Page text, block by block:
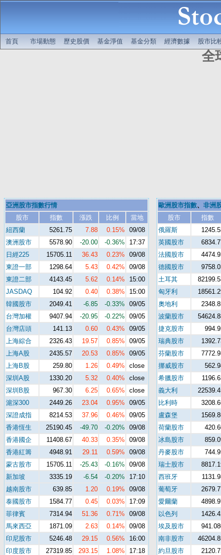
首頁 市場動態 歷史股價 基金淨值 基金分類 經濟數據 股市比
全
亞洲股市指數行情
股市
指數 漲跌 比例
當地
紐西蘭
5261.75 7.88 0.15%
09/08
澳洲股市
5578.90 -20.00 -0.36%
17:37
日經225
15705.11 36.43 0.23%
09/08
東證一部
1298.64 5.43 0.42%
09/08
東證二部
4143.45 5.62 0.14%
15:00
JASDAQ
104.92 0.40 0.38%
15:00
韓國股市
2049.41 -6.85 -0.33%
09/05
台灣加權
9407.94 -20.95 -0.22%
09/05
台灣店頭
141.13 0.60 0.43%
09/05
上海綜合
2326.43 19.57 0.85%
09/05
上海A股
2435.57 20.53 0.85%
09/05
上海B股
259.80 1.26 0.49%
close
深圳A股
1330.20 5.32 0.40%
close
深圳B股
967.30 6.25 0.65%
close
滬深300
2449.26 23.04 0.95%
09/05
深證成指
8214.53 37.96 0.46%
09/05
香港恆生
25190.45 -49.70 -0.20%
09/08
香港國企
11408.67 40.33 0.35%
09/08
香港紅籌
4948.91 29.11 0.59%
09/08
蒙古股市
15705.11 -25.43 -0.16%
09/08
新加坡
3335.19 -6.54 -0.20%
17:10
越南股市
639.85 1.20 0.19%
09/08
泰國股市
1584.77 0.45 0.03%
17:09
菲律賓
7314.94 51.36 0.71%
09/08
馬來西亞
1871.09 2.63 0.14%
09/08
印尼股市
5246.48 29.15 0.56%
16:00
印度股市
27319.85 293.15 1.08%
17:18
歐洲股市指數、 非洲
股市
指數
俄羅斯
英國股市
法國股市
德國股市
土耳其
匈牙利
奧地利
波蘭股市
捷克股市
瑞典股市
芬蘭股市
挪威股市
希臘股市
義大利
比利時
盧森堡
荷蘭股市
冰島股市
丹麥股市
瑞士股市
西班牙
葡萄牙
愛爾蘭
以色列
埃及股市
南非股市
約旦股市